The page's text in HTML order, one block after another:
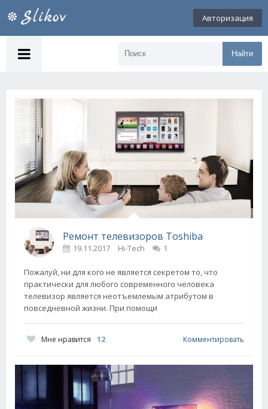
Авторизация
Найти
Ремонт телевизоров Toshiba
19.11.2017 Hi-Tech 1
Пожалуй, ни для кого не является секретом то, что
практически для любого современного человека
телевизор является неотъемлемым атрибутом в
повседневной жизни. При помощи
Мне нравится 12 Комментировать